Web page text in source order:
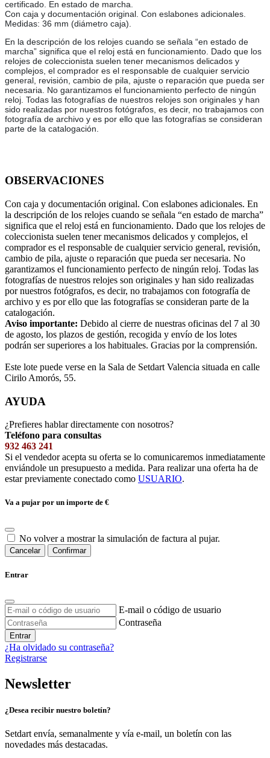
certificado. En estado de marcha.
Con caja y documentación original. Con eslabones adicionales.
Medidas: 36 mm (diámetro caja).
En la descripción de los relojes cuando se señala “en estado de
marcha” significa que el reloj está en funcionamiento. Dado que los
relojes de coleccionista suelen tener mecanismos delicados y
complejos, el comprador es el responsable de cualquier servicio
general, revisión, cambio de pila, ajuste o reparación que pueda ser
necesaria. No garantizamos el funcionamiento perfecto de ningún
reloj. Todas las fotografías de nuestros relojes son originales y han
sido realizadas por nuestros fotógrafos, es decir, no trabajamos con
fotografía de archivo y es por ello que las fotografías se consideran
parte de la catalogación.
OBSERVACIONES
Con caja y documentación original. Con eslabones adicionales. En
la descripción de los relojes cuando se señala “en estado de marcha”
significa que el reloj está en funcionamiento. Dado que los relojes de
coleccionista suelen tener mecanismos delicados y complejos, el
comprador es el responsable de cualquier servicio general, revisión,
cambio de pila, ajuste o reparación que pueda ser necesaria. No
garantizamos el funcionamiento perfecto de ningún reloj. Todas las
fotografías de nuestros relojes son originales y han sido realizadas
por nuestros fotógrafos, es decir, no trabajamos con fotografía de
archivo y es por ello que las fotografías se consideran parte de la
catalogación.
Aviso importante: Debido al cierre de nuestras oficinas del 7 al 30
de agosto, los plazos de gestión, recogida y envío de los lotes
podrán ser superiores a los habituales. Gracias por la comprensión.
Este lote puede verse en la Sala de Setdart Valencia situada en calle
Cirilo Amorós, 55.
AYUDA
¿Prefieres hablar directamente con nosotros?
Teléfono para consultas
932 463 241
Si el vendedor acepta su oferta se lo comunicaremos inmediatamente
enviándole un presupuesto a medida. Para realizar una oferta ha de
estar previamente conectado como USUARIO.
Va a pujar por un importe de €
No volver a mostrar la simulación de factura al pujar.
Cancelar Confirmar
Entrar
E-mail o código de usuario
Contraseña
Entrar
¿Ha olvidado su contraseña?
Registrarse
Newsletter
¿Desea recibir nuestro boletín?
Setdart envía, semanalmente y vía e-mail, un boletín con las
novedades más destacadas.